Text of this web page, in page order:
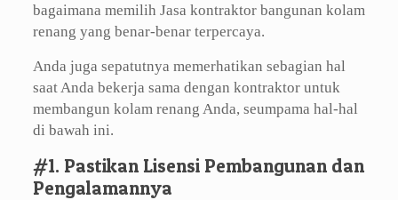
bagaimana memilih Jasa kontraktor bangunan kolam
renang yang benar-benar terpercaya.
Anda juga sepatutnya memerhatikan sebagian hal
saat Anda bekerja sama dengan kontraktor untuk
membangun kolam renang Anda, seumpama hal-hal
di bawah ini.
#1. Pastikan Lisensi Pembangunan dan
Pengalamannya